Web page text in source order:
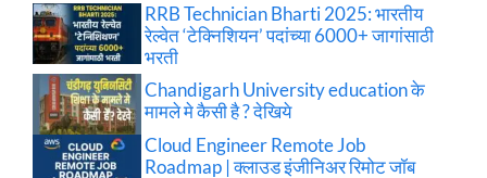
RRB Technician Bharti 2025: भारतीय
रेल्वेत ‘टेक्निशियन’ पदांच्या 6000+ जागांसाठी
भरती
Chandigarh University education के
मामले मे कैसी है ? देखिये
Cloud Engineer Remote Job
Roadmap | क्लाउड इंजीनिअर रिमोट जॉब